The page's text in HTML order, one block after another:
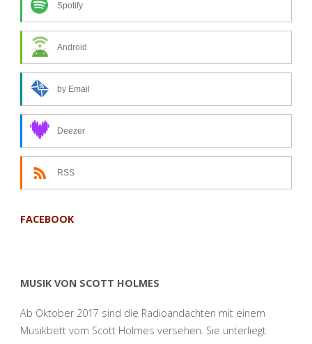
Widmühlen?
Andacht
Februar
Spotify
Android
by Email
Deezer
RSS
FACEBOOK
MUSIK VON SCOTT HOLMES
Ab Oktober 2017 sind die Radioandachten mit einem
Musikbett vom Scott Holmes versehen. Sie unterliegt